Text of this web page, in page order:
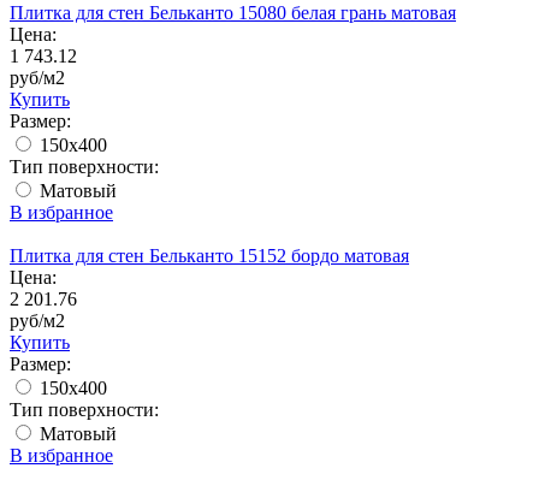
Плитка для стен Бельканто 15080 белая грань матовая
Цена:
1 743.12
руб/м2
Купить
Размер:
150x400
Тип поверхности:
Матовый
В избранное
Плитка для стен Бельканто 15152 бордо матовая
Цена:
2 201.76
руб/м2
Купить
Размер:
150x400
Тип поверхности:
Матовый
В избранное